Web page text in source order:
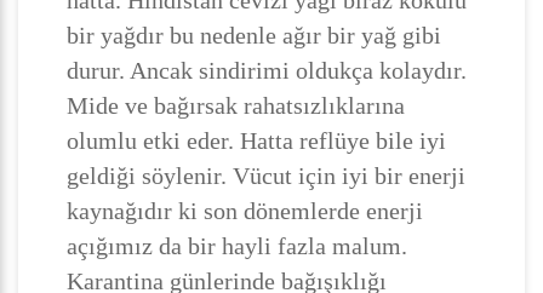
bir yağdır bu nedenle ağır bir yağ gibi
durur. Ancak sindirimi oldukça kolaydır.
Mide ve bağırsak rahatsızlıklarına
olumlu etki eder. Hatta reflüye bile iyi
geldiği söylenir. Vücut için iyi bir enerji
kaynağıdır ki son dönemlerde enerji
açığımız da bir hayli fazla malum.
Karantina günlerinde bağışıklığı